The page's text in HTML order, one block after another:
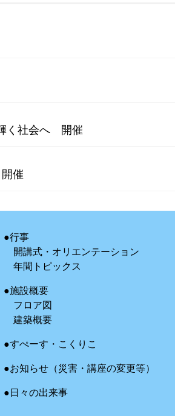
く社会へ 開催
催
●行事
開講式・オリエンテーション
年間トピックス
●施設概要
フロア図
建築概要
●すぺーす・こくりこ
●お知らせ（災害・講座の変更等）
●日々の出来事